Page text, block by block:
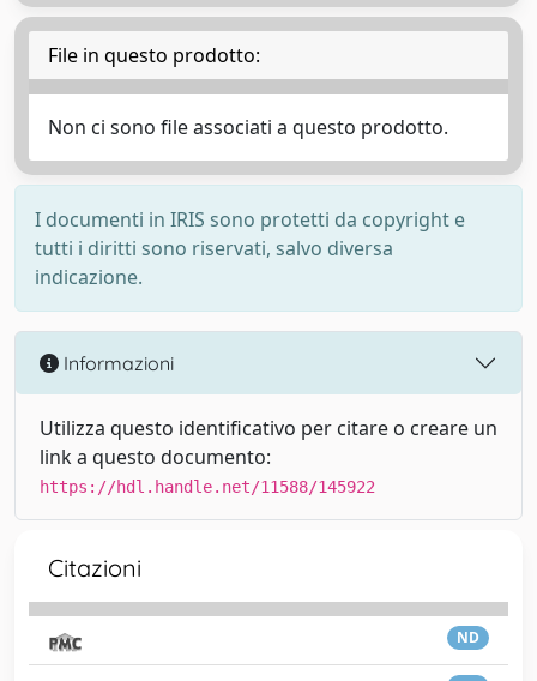
File in questo prodotto:
Non ci sono file associati a questo prodotto.
I documenti in IRIS sono protetti da copyright e
tutti i diritti sono riservati, salvo diversa
indicazione.
Informazioni
Utilizza questo identificativo per citare o creare un
link a questo documento:
https://hdl.handle.net/11588/145922
Citazioni
ND